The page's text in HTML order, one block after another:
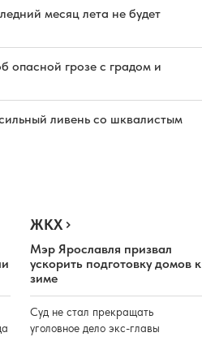
месяц лета не будет
опасной грозе с градом и
ливень со шквалистым
ЖКХ
Мэр Ярославля призвал
ускорить подготовку домов к
зиме
Суд не стал прекращать
уголовное дело экс-главы